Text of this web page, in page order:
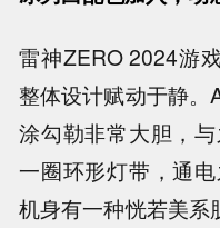
雷神ZERO 2024游
整体设计赋动于静。
涂勾勒非常大胆，
一圈环形灯带，通
机身有一种恍若美系